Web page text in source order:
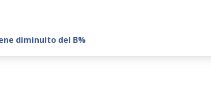
diminuito del B%